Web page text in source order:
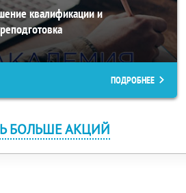
квалификации и
ПОДРОБНЕЕ
БОЛЬШЕ АКЦИЙ